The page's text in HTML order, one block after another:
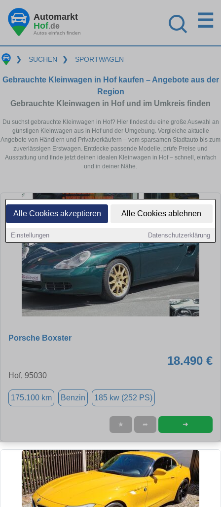
Alle Cookies akzeptieren Alle Cookies ablehnen
Einstellungen Datenschutzerklärung
Automarkt
Hof.de
Autos einfach finden
☰
❯ SUCHEN ❯ SPORTWAGEN
Gebrauchte Kleinwagen in Hof kaufen – Angebote aus der
Region
Gebrauchte Kleinwagen in Hof und im Umkreis finden
Du suchst gebrauchte Kleinwagen in Hof? Hier findest du eine große Auswahl an
günstigen Kleinwagen aus in Hof und der Umgebung. Vergleiche aktuelle
Angebote von Händlern und Privatverkäufern – vom sparsamen Stadtauto bis zum
zuverlässigen Erstwagen. Entdecke passende Modelle, prüfe Preise und
Ausstattung und finde jetzt deinen idealen Kleinwagen in Hof – schnell, einfach
und in deiner Nähe.
Porsche Boxster
18.490 €
Hof, 95030
175.100 km Benzin 185 kw (252 PS)
★ ➦ ➜